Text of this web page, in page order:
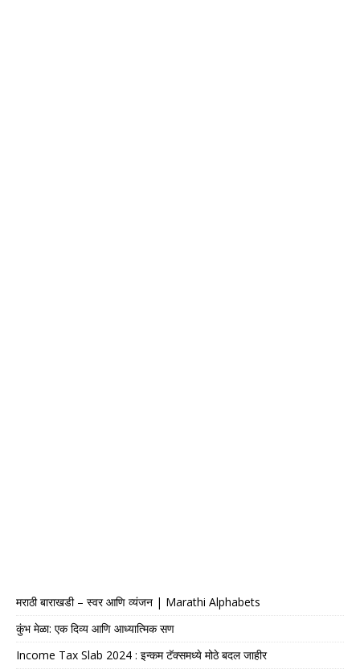
मराठी बाराखडी – स्वर आणि व्यंजन | Marathi Alphabets
कुंभ मेळा: एक दिव्य आणि आध्यात्मिक सण
Income Tax Slab 2024 : इन्कम टॅक्समध्ये मोठे बदल जाहीर